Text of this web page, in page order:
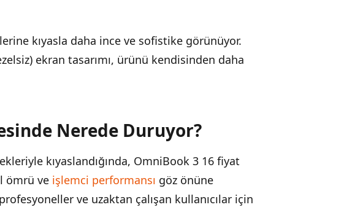
kıyasla daha ince ve sofistike görünüyor.
ekran tasarımı, ürünü kendisinden daha
Nerede Duruyor?
kıyaslandığında, OmniBook 3 16 fiyat
ömrü ve işlemci performansı göz önüne
ve uzaktan çalışan kullanıcılar için